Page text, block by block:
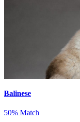
Balinese
50% Match